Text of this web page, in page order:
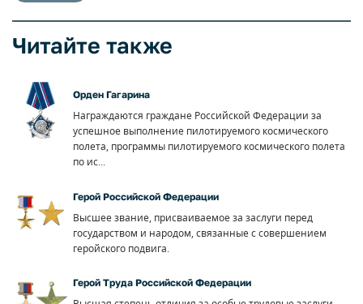
Читайте также
Орден Гагарина
Награждаются граждане Российской Федерации за
успешное выполнение пилотируемого космического
полета, программы пилотируемого космического полета
по ис...
Герой Российской Федерации
Высшее звание, присваиваемое за заслуги перед
государством и народом, связанные с совершением
геройского подвига.
Герой Труда Российской Федерации